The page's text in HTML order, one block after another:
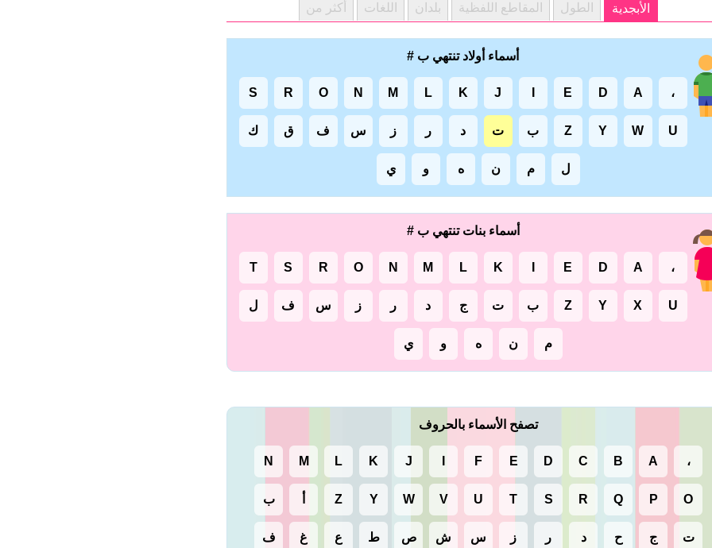
الأبجدية
الطول المقاطع اللفظية بلدان اللغات أكثر من
أسماء أولاد تنتهي ب #
، A
D
E
J
K
L
M
N
O
R
S
U
W
Y
Z ب ت د ر ز س ف ق ك
ل م ن ه و ي
أسماء بنات تنتهي ب #
، A
D
E
K
L
M
N
O
R
S
T
U
X
Y
Z ب ت ج د ر ز س ف ل
م ن ه و ي
تصفح الأسماء بالحروف
، A
B
C
D
E
F
J
K
L
M
N
O
P
Q
R
S
T
U
V
W
Y
Z ب
ت ج ح د ر ز س ش ص ط ع غ ف